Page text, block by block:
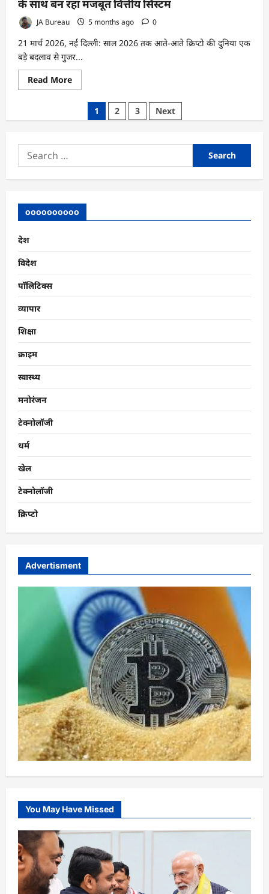
के साथ बन रहा मजबूत वित्तीय सिस्टम
JA Bureau 5 months ago 0
21 मार्च 2026, नई दिल्ली: साल 2026 तक आते-आते क्रिप्टो की दुनिया एक
बड़े बदलाव से गुजर...
Read MoreRead
more
2026
क्रिप्टो
दिशा:
नियमों
बन
रहा
मजबूत
1 2 3 Next
Search
for:
oooooooooo
देश
विदेश
पॉलिटिक्स
व्यापार
शिक्षा
क्राइम
स्वास्थ्य
मनोरंजन
टेक्नोलॉजी
धर्म
खेल
टेक्नोलॉजी
क्रिप्टो
Advertisment
You May Have Missed